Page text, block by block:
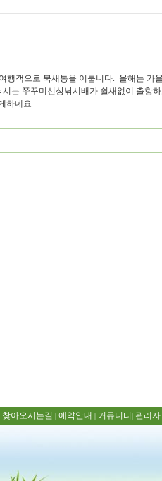
행객으로 북새통을 이룹니다. 올해는 가
는 쭈꾸미선상낚시배가 쉴새없이 출항
하네요.
찾아오시는길 | 예약안내 | 커뮤니티 | 관리자